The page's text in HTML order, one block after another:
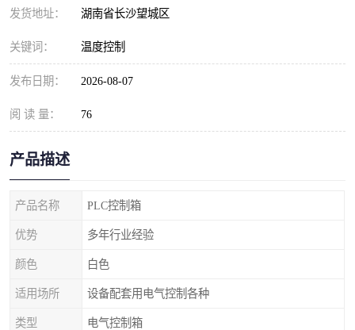
发货地址： 湖南省长沙望城区
关键词： 温度控制
发布日期： 2026-08-07
阅 读 量： 76
产品描述
产品名称 PLC控制箱
优势 多年行业经验
颜色 白色
适用场所 设备配套用电气控制各种
类型 电气控制箱